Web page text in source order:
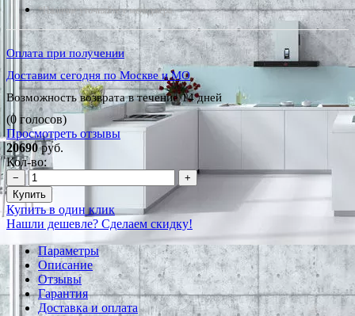
*Наличие уточняйте у менеджера
Оплата при получении
Доставим сегодня по Москве и МО
Возможность возврата в течение 14 дней
(0 голосов)
Просмотреть отзывы
20690руб.
Кол-во:
−
+
Купить
Купить в один клик
Нашли дешевле? Сделаем скидку!
Параметры
Описание
Отзывы
Гарантия
Доставка и оплата